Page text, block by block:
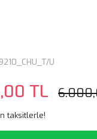
U
TL
taksitlerle!